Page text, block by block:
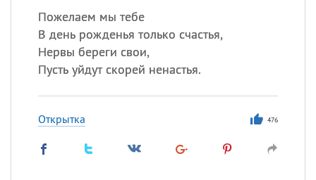
Пожелаем мы тебе
В день рожденья только счастья,
Нервы береги свои,
Пусть уйдут скорей ненастья.
Открытка 476